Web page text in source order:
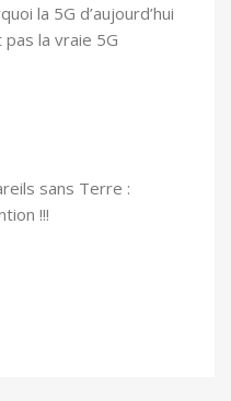
la 5G d’aujourd’hui
pas la vraie 5G
sans Terre :
!!!